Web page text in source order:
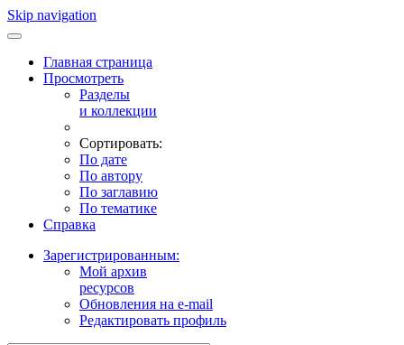
Skip navigation
Главная страница
Просмотреть
Разделы
и коллекции
Сортировать:
По дате
По автору
По заглавию
По тематике
Справка
Зарегистрированным:
Мой архив
ресурсов
Обновления на e-mail
Редактировать профиль